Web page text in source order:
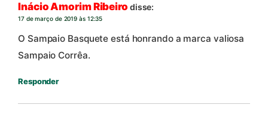
Inácio Amorim Ribeiro disse:
17 de março de 2019 às 12:35
O Sampaio Basquete está honrando a marca valiosa
Sampaio Corrêa.
Responder